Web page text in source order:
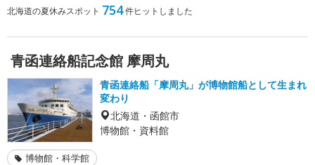
北海道の夏休みスポット 754件ヒットしました
青函連絡船記念館 摩周丸
青函連絡船「摩周丸」が博物館船として生まれ
変わり
北海道・函館市
博物館・資料館
博物館・科学館